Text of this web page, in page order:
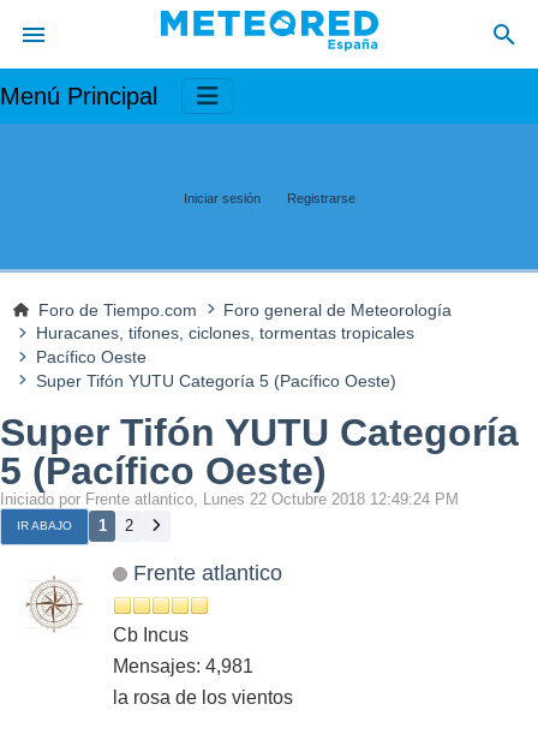
Menú Principal
Iniciar sesión Registrarse
Foro de Tiempo.com
Foro general de Meteorología
Huracanes, tifones, ciclones, tormentas tropicales
Pacífico Oeste
Super Tifón YUTU Categoría 5 (Pacífico Oeste)
Super Tifón YUTU Categoría
5 (Pacífico Oeste)
Iniciado por Frente atlantico, Lunes 22 Octubre 2018 12:49:24 PM
IR ABAJO 1 2
Frente atlantico
Cb Incus
Mensajes: 4,981
la rosa de los vientos